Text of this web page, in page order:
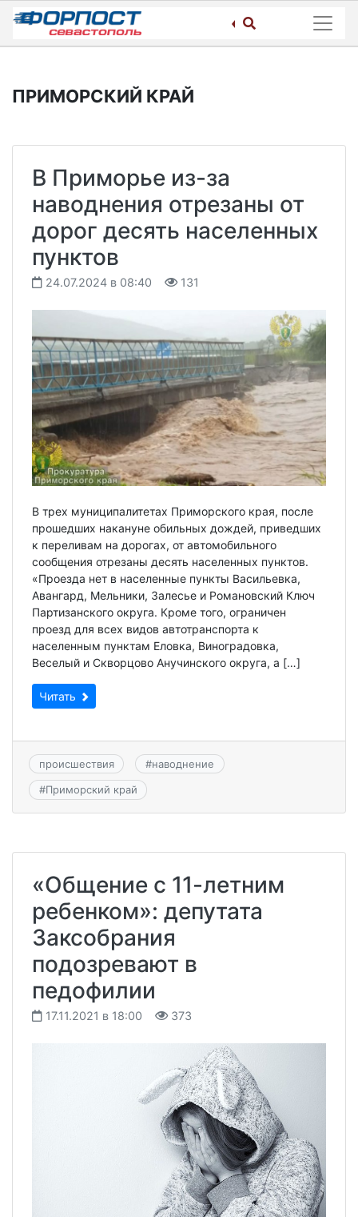
Skip
content
ПРИМОРСКИЙ КРАЙ
В Приморье из-за
наводнения отрезаны от
дорог десять населенных
пунктов
24.07.2024 в 08:40 131
В трех муниципалитетах Приморского края, после
прошедших накануне обильных дождей, приведших
к переливам на дорогах, от автомобильного
сообщения отрезаны десять населенных пунктов.
«Проезда нет в населенные пункты Васильевка,
Авангард, Мельники, Залесье и Романовский Ключ
Партизанского округа. Кроме того, ограничен
проезд для всех видов автотранспорта к
населенным пунктам Еловка, Виноградовка,
Веселый и Скворцово Анучинского округа, а […]
Читать
происшествия #наводнение
#Приморский край
«Общение с 11-летним
ребенком»: депутата
Заксобрания
подозревают в
педофилии
17.11.2021 в 18:00 373